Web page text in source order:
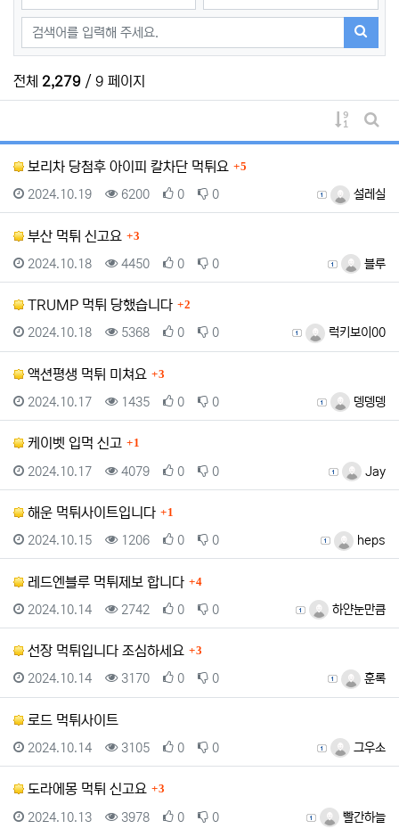
검색어
검색하
전체 2,279 / 9 페이지
게시물
게시
보리차 당첨후 아이피 칼차단 먹튀요 댓글
5
등록자 설레실
등록일
2024.10.19 조회
6200 추천
0 비추천
0
부산 먹튀 신고요 댓글
3
등록자 블루
등록일
2024.10.18 조회
4450 추천
0 비추천
0
TRUMP 먹튀 당했습니다 댓글
2
등록자 럭키보이00
등록일
2024.10.18 조회
5368 추천
0 비추천
0
액션평생 먹튀 미쳐요 댓글
3
등록자 뎅뎅뎅
등록일
2024.10.17 조회
1435 추천
0 비추천
0
케이벳 입먹 신고 댓글
1
등록자 Jay
등록일
2024.10.17 조회
4079 추천
0 비추천
0
해운 먹튀사이트입니다 댓글
1
등록자 heps
등록일
2024.10.15 조회
1206 추천
0 비추천
0
레드엔블루 먹튀제보 합니다 댓글
4
등록자 하얀눈만큼
등록일
2024.10.14 조회
2742 추천
0 비추천
0
선장 먹튀입니다 조심하세요 댓글
3
등록자 훈록
등록일
2024.10.14 조회
3170 추천
0 비추천
0
로드 먹튀사이트
등록자 그우소
등록일
2024.10.14 조회
3105 추천
0 비추천
0
도라에몽 먹튀 신고요 댓글
3
등록자 빨간하늘
등록일
2024.10.13 조회
3978 추천
0 비추천
0